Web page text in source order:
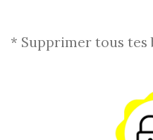
* Supprimer tous tes